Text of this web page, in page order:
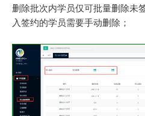
删除批次内学员仅可批量删除未
入签约的学员需要手动删除；